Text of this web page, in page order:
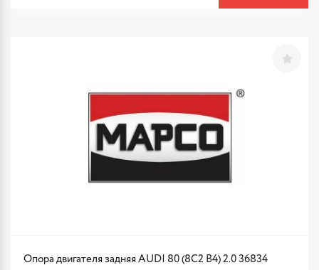
Опора двигателя задняя AUDI 80 (8C2 B4) 2.0 36834